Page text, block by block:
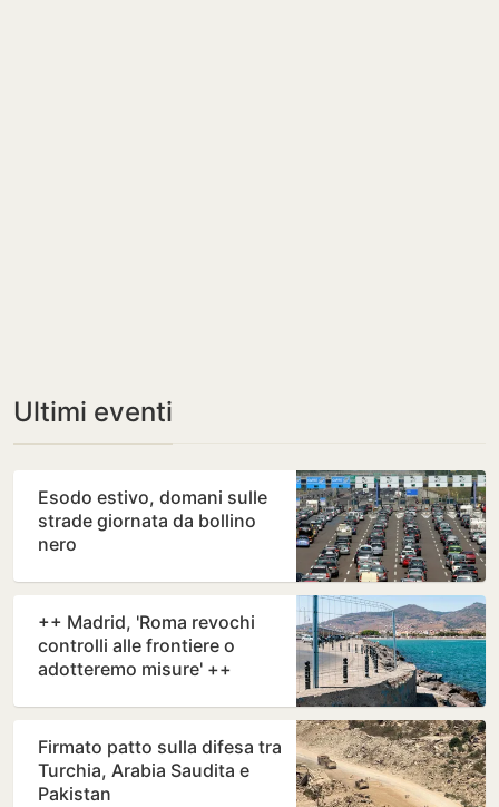
Ultimi eventi
Esodo estivo, domani sulle
strade giornata da bollino
nero
++ Madrid, 'Roma revochi
controlli alle frontiere o
adotteremo misure' ++
Firmato patto sulla difesa tra
Turchia, Arabia Saudita e
Pakistan